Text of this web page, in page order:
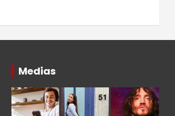
Medias